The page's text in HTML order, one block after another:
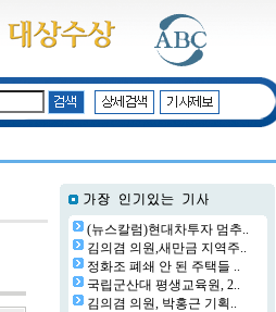
(뉴스칼럼)현대차투자 멈추..
김의겸 의원,새만금 지역주..
정화조 폐쇄 안 된 주택들 ..
국립군산대 평생교육원, 2..
김의겸 의원, 박홍근 기획..